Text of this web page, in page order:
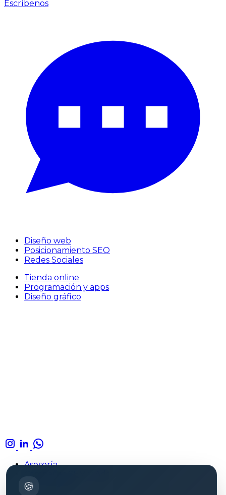
Escríbenos
Diseño web
Posicionamiento SEO
Redes Sociales
Tienda online
Programación y apps
Diseño gráfico
Asesoría
Formaciones
🍪